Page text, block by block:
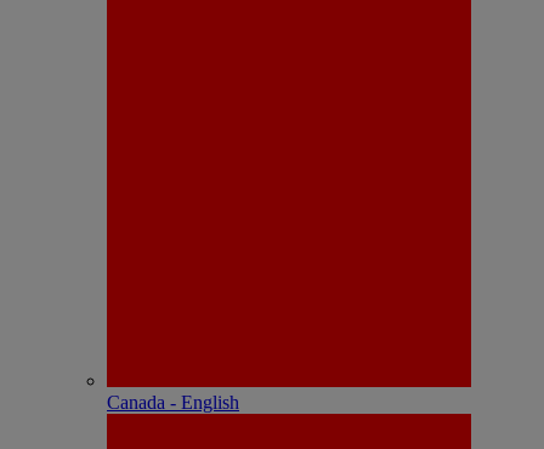
Canada - English